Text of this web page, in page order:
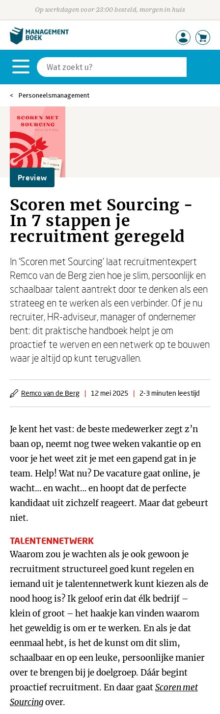
Op werkdagen voor 23:00 besteld, morgen in huis
Personeelsmanagement
Preview
Scoren met Sourcing -
In 7 stappen je
recruitment geregeld
In ‘Scoren met Sourcing’ laat recruitmentexpert
Remco van de Berg zien hoe je slim, persoonlijk en
schaalbaar talent aantrekt door te denken als een
strateeg en te werken als een verbinder. Of je nu
recruiter, HR-adviseur, manager of ondernemer
bent: dit praktische handboek helpt je om
proactief te werven en een netwerk op te bouwen
waar je altijd op kunt terugvallen.
Remco van de Berg | 12 mei 2025 | 2-3 minuten leestijd
Je kent het vast: de beste medewerker zegt z’n
baan op, neemt nog twee weken vakantie op en
voor je het weet zit je met een gapend gat in je
team. Help! Wat nu? De vacature gaat online, je
wacht… en wacht… en hoopt dat de perfecte
kandidaat uit zichzelf reageert. Maar dat gebeurt
niet.
TALENTENNETWERK
Waarom zou je wachten als je ook gewoon je
recruitment structureel goed kunt regelen en
iemand uit je talentennetwerk kunt kiezen als de
nood hoog is? Ik geloof erin dat élk bedrijf –
klein of groot – het haakje kan vinden waarom
het geweldig is om er te werken. En als je dat
eenmaal hebt, is het de kunst om dit slim,
schaalbaar en op een leuke, persoonlijke manier
over te brengen bij je doelgroep. Dáár begint
proactief recruitment. En daar gaatScoren met
Sourcingover.